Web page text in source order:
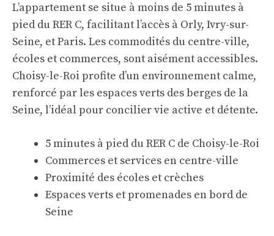
L’appartement se situe à moins de 5 minutes à
pied du RER C, facilitant l’accès à Orly, Ivry-sur-
Seine, et Paris. Les commodités du centre-ville,
écoles et commerces, sont aisément accessibles.
Choisy-le-Roi profite d’un environnement calme,
renforcé par les espaces verts des berges de la
Seine, l’idéal pour concilier vie active et détente.
5 minutes à pied du RER C de Choisy-le-Roi
Commerces et services en centre-ville
Proximité des écoles et crèches
Espaces verts et promenades en bord de
Seine